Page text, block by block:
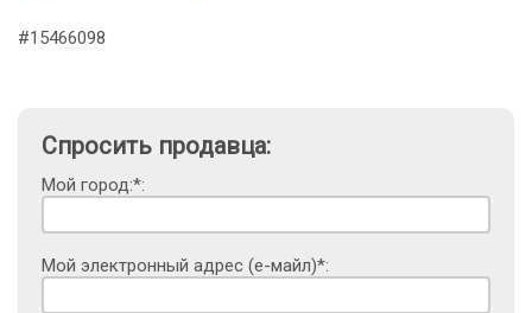
#15466098
Спросить продавца:
Мой город:*:
Мой электронный адрес (е-майл)*: